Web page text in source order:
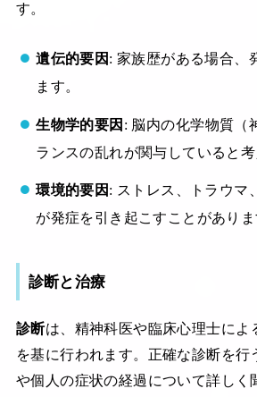
す。
遺伝的要因 : 家族歴がある場合、
ます。
生物学的要因 : 脳内の化学物質（
ランスの乱れが関与していると考
環境的要因 : ストレス、トラウマ
が発症を引き起こすことがありま
診断と治療
診断は、精神科医や臨床心理士によ
を基に行われます。正確な診断を行
や個人の症状の経過について詳しく